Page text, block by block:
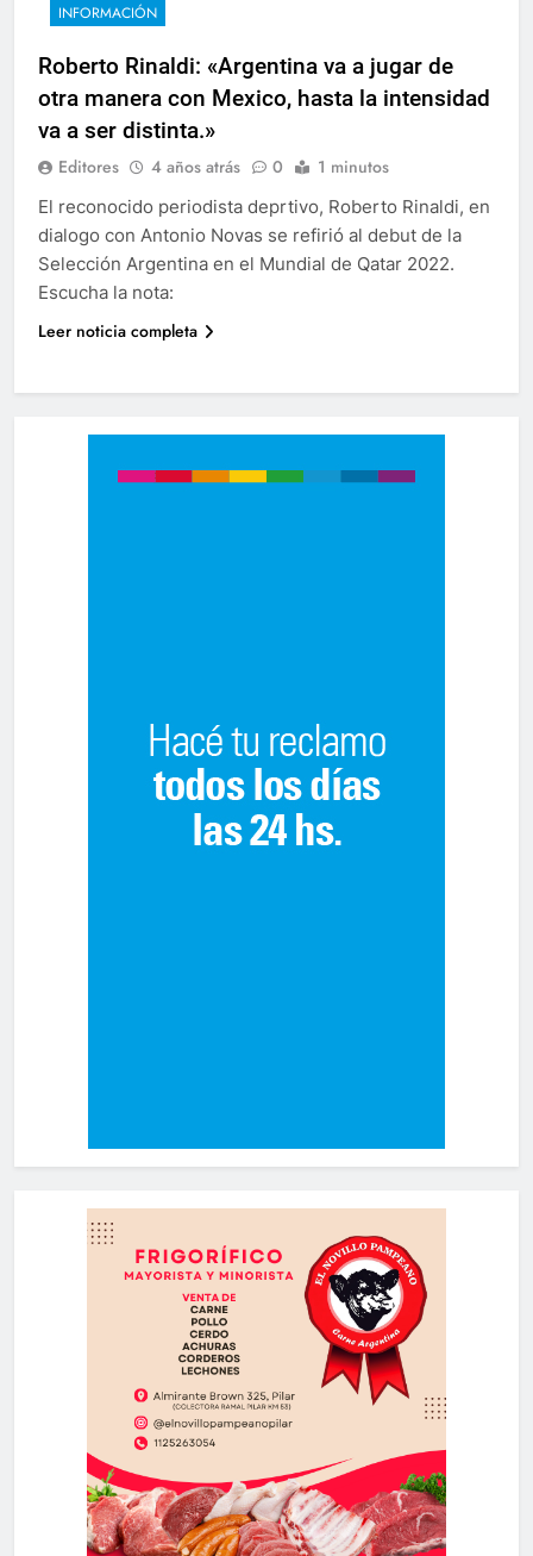
INFORMACIÓN
Roberto Rinaldi: «Argentina va a jugar de
otra manera con Mexico, hasta la intensidad
va a ser distinta.»
Editores 4 años atrás 0 1 minutos
El reconocido periodista deprtivo, Roberto Rinaldi, en
dialogo con Antonio Novas se refirió al debut de la
Selección Argentina en el Mundial de Qatar 2022.
Escucha la nota:
Leer noticia completa